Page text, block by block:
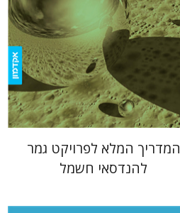
הנחת אתר ספר מודפס
$25
$22
המדריך המלא לפרויקט גמר
להנדסאי חשמל